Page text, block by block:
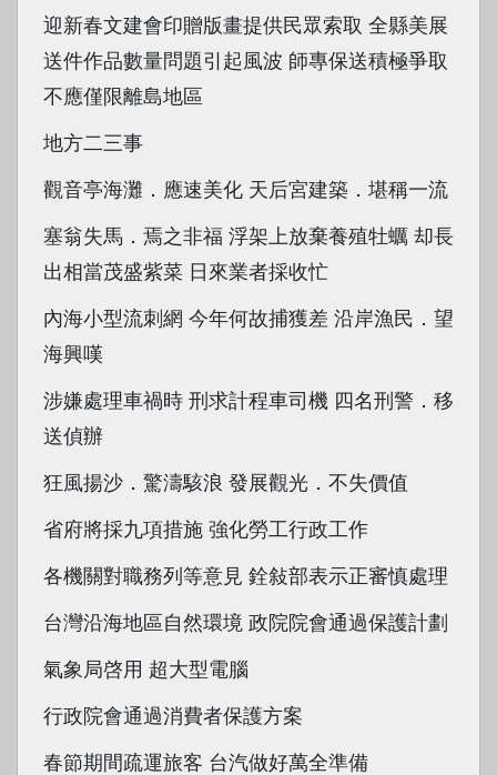
迎新春文建會印贈版畫提供民眾索取 全縣美展
送件作品數量問題引起風波 師專保送積極爭取
不應僅限離島地區
地方二三事
觀音亭海灘．應速美化 天后宮建築．堪稱一流
塞翁失馬．焉之非福 浮架上放棄養殖牡蠣 却長
出相當茂盛紫菜 日來業者採收忙
內海小型流刺網 今年何故捕獲差 沿岸漁民．望
海興嘆
涉嫌處理車禍時 刑求計程車司機 四名刑警．移
送偵辦
狂風揚沙．驚濤駭浪 發展觀光．不失價值
省府將採九項措施 強化勞工行政工作
各機關對職務列等意見 銓敍部表示正審慎處理
台灣沿海地區自然環境 政院院會通過保護計劃
氣象局啓用 超大型電腦
行政院會通過消費者保護方案
春節期間疏運旅客 台汽做好萬全準備